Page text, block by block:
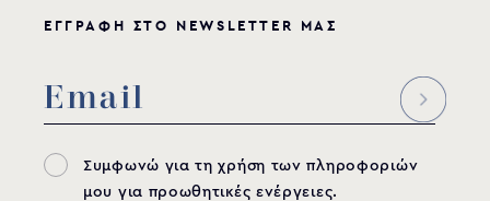
ΕΓΓΡΑΦΗ ΣΤΟ NEWSLETTER ΜΑΣ
Συμφωνώ για τη χρήση των πληροφοριών
μου για προωθητικές ενέργειες.